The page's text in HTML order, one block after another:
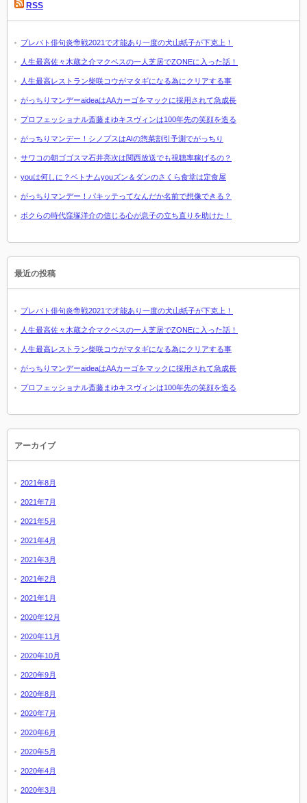
RSS
プレバト俳句炎帝戦2021で才能あり一度の犬山紙子が下克上！
人生最高佐々木蔵之介マクベスの一人芝居でZONEに入った話！
人生最高レストラン柴咲コウがマタギになる為にクリアする事
がっちりマンデーaideaはAAカーゴをマックに採用されて急成長
プロフェッショナル斎藤まゆキスヴィンは100年先の笑顔を造る
がっちりマンデー！シノプスはAIの惣菜割引予測でがっちり
サワコの朝ゴゴスマ石井亮次は関西放送でも視聴率稼げるの？
youは何しに？ベトナムyouズン＆ダンのさくら食堂は定食屋
がっちりマンデー！パキッテってなんだか名前で想像できる？
ボクらの時代窪塚洋介の信じる心が息子の立ち直りを助けた！
最近の投稿
プレバト俳句炎帝戦2021で才能あり一度の犬山紙子が下克上！
人生最高佐々木蔵之介マクベスの一人芝居でZONEに入った話！
人生最高レストラン柴咲コウがマタギになる為にクリアする事
がっちりマンデーaideaはAAカーゴをマックに採用されて急成長
プロフェッショナル斎藤まゆキスヴィンは100年先の笑顔を造る
アーカイブ
2021年8月
2021年7月
2021年5月
2021年4月
2021年3月
2021年2月
2021年1月
2020年12月
2020年11月
2020年10月
2020年9月
2020年8月
2020年7月
2020年6月
2020年5月
2020年4月
2020年3月